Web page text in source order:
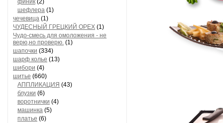
финик (2)
шефлера (1)
чечевица (1)
ЧУДЕСНЫЙ ГРЕЦКИЙ ОРЕХ (1)
Чудо-смесь для омоложения - не
верю,но проверю. (1)
шапочки (334)
шарф колье (13)
шибори (4)
шитье (660)
АППЛИКАЦИЯ (43)
блузки (6)
воротнички (4)
машинка (5)
платье (6)